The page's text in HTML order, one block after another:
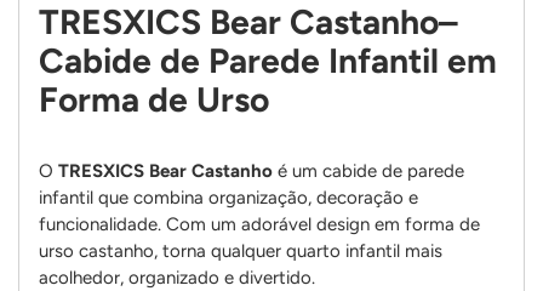
TRESXICS Bear Castanho–
Cabide de Parede Infantil em
Forma de Urso
O TRESXICS Bear Castanho é um cabide de parede
infantil que combina organização, decoração e
funcionalidade. Com um adorável design em forma de
urso castanho, torna qualquer quarto infantil mais
acolhedor, organizado e divertido.